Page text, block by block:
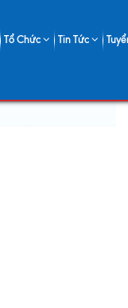
Tổ Chức Tin Tức